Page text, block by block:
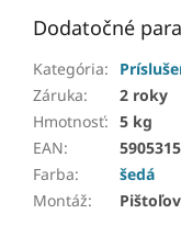
Dodatočné
Kategória:
Záruka:
2 roky
Hmotnosť: 5 kg
EAN:
Farba:
šedá
Montáž: